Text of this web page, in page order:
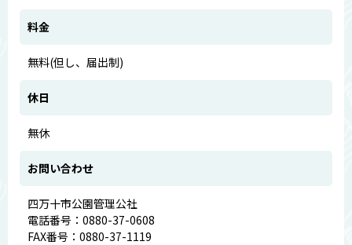
料金
無料(但し、届出制)
休日
無休
お問い合わせ
四万十市公園管理公社
電話番号：0880-37-0608
FAX番号：0880-37-1119